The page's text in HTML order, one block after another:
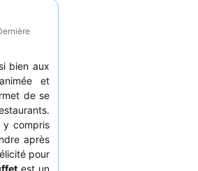
bien aux
et
de se
y compris
après
pour